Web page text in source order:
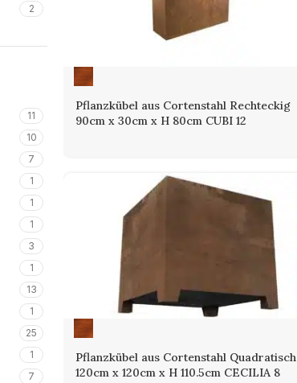
Pflanzkübel aus Cortenstahl Rechteckig
90cm x 30cm x H 80cm CUBI 12
Pflanzkübel aus Cortenstahl Quadratisch
120cm x 120cm x H 110.5cm CECILIA 8
2
11
10
7
1
1
1
3
1
13
1
25
1
7